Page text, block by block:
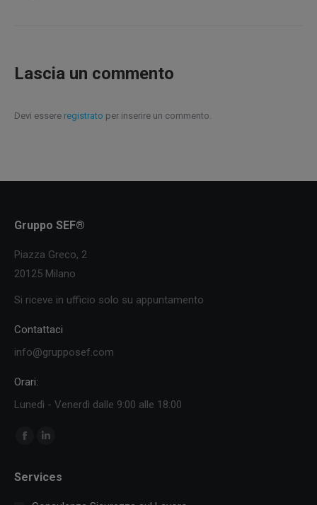
Lascia un commento
Devi essere registrato per inserire un commento.
Gruppo SEF®
Piazza Greco, 2
20125 Milano
Si riceve in ufficio solo su appuntamento
Contattaci
info@grupposef.com
Orari:
Lunedì - Venerdì dalle 9:00 alle 18:00
Ci puoi trovare su:
Facebook
opensopens
Services